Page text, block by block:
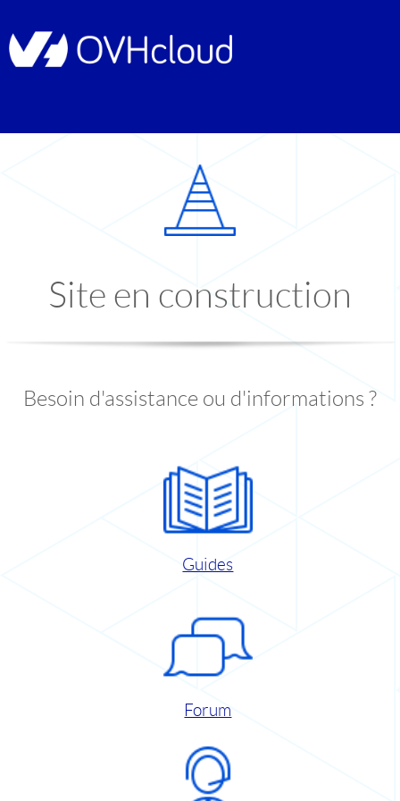
Site en construction
Besoin d'assistance ou d'informations ?
Guides
Forum